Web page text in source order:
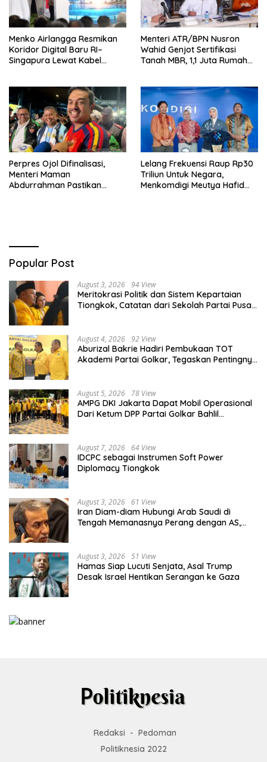
Menko Airlangga Resmikan
Koridor Digital Baru RI–
Singapura Lewat Kabel
Menteri ATR/BPN Nusron
Wahid Genjot Sertifikasi
Tanah MBR, 1,1 Juta Rumah
Perpres Ojol Difinalisasi,
Menteri Maman
Abdurrahman Pastikan
Lelang Frekuensi Raup Rp30
Triliun Untuk Negara,
Menkomdigi Meutya Hafid
Popular Post
August 3, 2026 94 View
Meritokrasi Politik dan Sistem Kepartaian
Tiongkok, Catatan dari Sekolah Partai Pusat
August 4, 2026 92 View
Aburizal Bakrie Hadiri Pembukaan TOT
Akademi Partai Golkar, Tegaskan Pentingnya
August 5, 2026 78 View
AMPG DKI Jakarta Dapat Mobil Operasional
Dari Ketum DPP Partai Golkar Bahlil
August 7, 2026 64 View
IDCPC sebagai Instrumen Soft Power
Diplomacy Tiongkok
August 3, 2026 61 View
Iran Diam-diam Hubungi Arab Saudi di
Tengah Memanasnya Perang dengan AS,
August 3, 2026 51 View
Hamas Siap Lucuti Senjata, Asal Trump
Desak Israel Hentikan Serangan ke Gaza
Redaksi
Pedoman
Politiknesia 2022